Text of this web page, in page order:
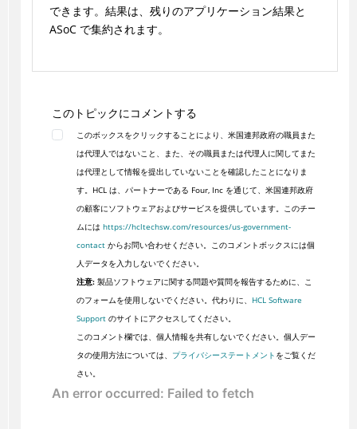
できます。結果は、残りのアプリケーション結果と
ASoC で集約されます。
このトピックにコメントする
このボックスをクリックすることにより、米国連邦政府の職員また
は代理人ではないこと、また、その職員または代理人に関してまた
は代理として情報を提出していないことを確認したことになりま
す。HCL は、パートナーである Four, Inc を通じて、米国連邦政府
の顧客にソフトウェアおよびサービスを提供しています。このチー
ムには https://hcltechsw.com/resources/us-government-
contactからお問い合わせください。このコメントボックスには個
人データを入力しないでください。
注意:製品ソフトウェアに関する問題や質問を報告するために、こ
のフォームを使用しないでください。代わりに、 HCL Software
Supportのサイトにアクセスしてください。
このコメント欄では、個人情報を共有しないでください。個人デー
タの使用方法については、 プライバシーステートメント をご覧くだ
さい。